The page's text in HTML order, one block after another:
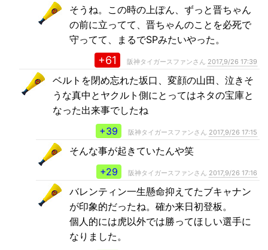
そうね。この時の上ぽん、ずっと晋ちゃん
の前に立ってて、晋ちゃんのことを必死で
守ってて、まるでSPみたいやった。
+61 阪神タイガースファンさん 2017,9/26 17:39
ベルトを閉め忘れた坂口、変顔の山田、泣きそ
うな真中とヤクルト側にとってはネタの宝庫と
なった出来事でしたね
+39
阪神タイガースファンさん 2017,9/26 17:15
そんな事が起きていたんや笑
+29
阪神タイガースファンさん 2017,9/26 17:16
バレンティン一生懸命抑えてたブキャナン
が印象的だったね。確か来日初登板。
個人的には虎以外では勝ってほしい選手に
なりました。